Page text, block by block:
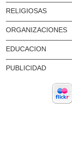
RELIGIOSAS
ORGANIZACIONES
EDUCACION
PUBLICIDAD